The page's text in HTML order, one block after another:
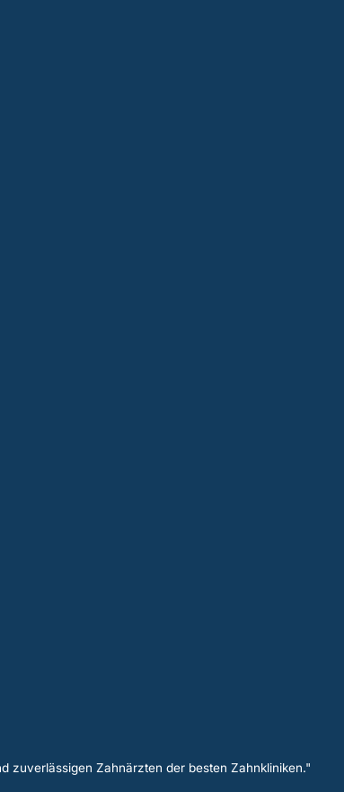
zuverlässigen Zahnärzten der besten Zahnkliniken."